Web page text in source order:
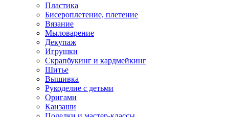
Пластика
Бисероплетение, плетение
Вязание
Мыловарение
Декупаж
Игрушки
Скрапбукинг и кардмейкинг
Шитье
Вышивка
Рукоделие с детьми
Оригами
Канзаши